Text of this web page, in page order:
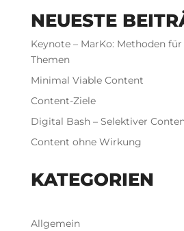
NEUESTE
Keynote – MarKo: Methoden
Themen
Minimal Viable Content
Content-Ziele
Digital Bash – Selektiver
Content ohne Wirkung
KATEGORIEN
Allgemein